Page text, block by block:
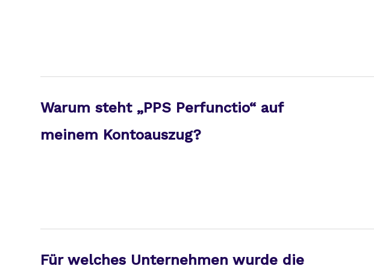
Warum steht „PPS Perfunctio“ auf
meinem Kontoauszug?
Für welches Unternehmen wurde die